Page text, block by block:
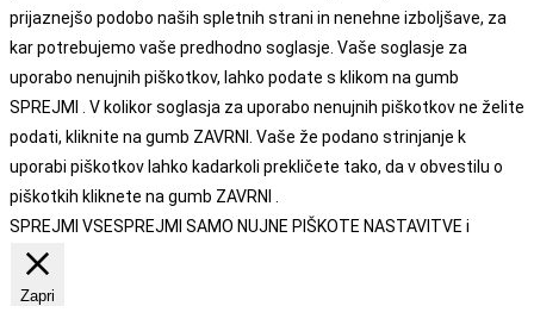
prijaznejšo podobo naših spletnih strani in nenehne izboljšave, za
kar potrebujemo vaše predhodno soglasje. Vaše soglasje za
uporabo nenujnih piškotkov, lahko podate s klikom na gumb
SPREJMI . V kolikor soglasja za uporabo nenujnih piškotkov ne želite
podati, kliknite na gumb ZAVRNI. Vaše že podano strinjanje k
uporabi piškotkov lahko kadarkoli prekličete tako, da v obvestilu o
piškotkih kliknete na gumb ZAVRNI .
SPREJMI VSESPREJMI SAMO NUJNE PIŠKOTE NASTAVITVE i
Zapri